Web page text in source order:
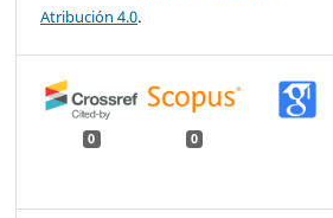
Atribución 4.0.
0 0